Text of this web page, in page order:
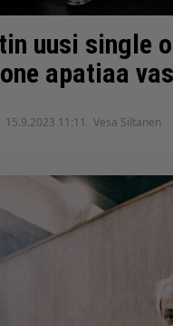
uusi single
apatiaa
15.9.2023 11:11 Vesa Siltanen